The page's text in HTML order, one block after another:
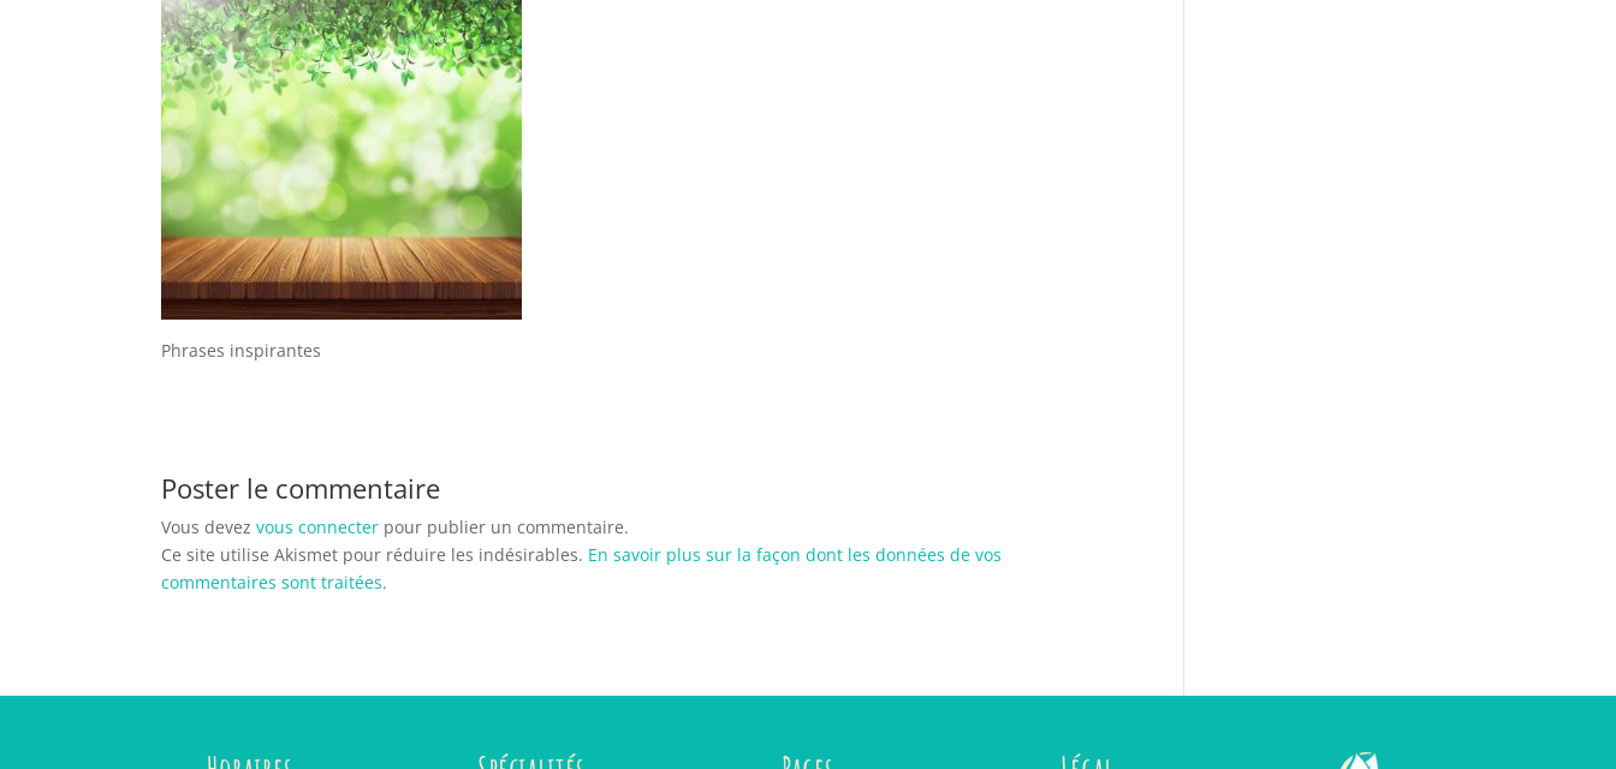
Phrases inspirantes
Poster le commentaire
Vous devezvous connecter pour publier un commentaire.
Ce site utilise Akismet pour réduire les indésirables. En savoir plus sur la façon dont les données de vos
commentaires sont traitées.